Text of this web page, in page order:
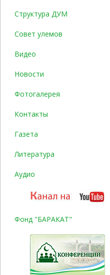
Структура ДУМ
Совет улемов
Видео
Новости
Фотогалерея
Контакты
Газета
Литература
Аудио
Фонд "БАРАКАТ"